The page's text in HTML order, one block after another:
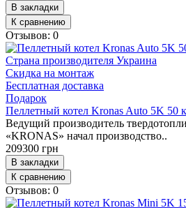
В закладки
К сравнению
Отзывов: 0
Страна производителя Украина
Скидка на монтаж
Бесплатная доставка
Подарок
Пеллетный котел Kronas Auto 5K 50
Ведущий производитель
«KRONAS» начал производство..
209300 грн
В закладки
К сравнению
Отзывов: 0